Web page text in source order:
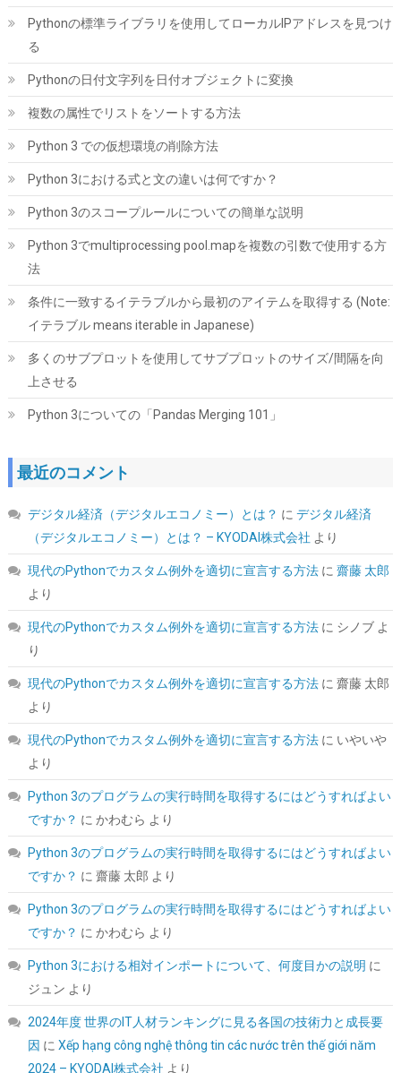
ちら)
JastBang USB-C HDMIキャプチャーボード 4K入力 1080P録画
UVC対応 低遅延 電源不要 ドライバー不要 | Switch、PS5、PC、
たゲーム実況やライブ配信、会議録画に活用できます。小型軽量
｜日本語取扱説明書付き。
(546393) GBP 7.69 (2026-08-08 04:05 GMT +09:00 時点 -詳細はこ
ちら)
CORSAIR RM850e 2025モデル PC電源ユニット 850W PCIE 5.1 対
応 80PLUS Gold認証 ATX 3.1 認証済 フルモジュラー 12V-2x6 ケ
ーブル付属 CP-9020296-JP
CORSAIR RM850x 2024年モデル PC電源ユニット 850W ATX3.1
PCIe5.1対応 フルモジュラー
(546112) GBP 113.99 (2026-08-08 04:05 GMT +09:00 時点 -詳細は
こちら)
SYY サーマルペースト 3g CPUグリス カーボンベース 高性能 |
Pythonの標準ライブラリを使用してローカルIPアドレスを見つけ
る
Pythonの日付文字列を日付オブジェクトに変換
複数の属性でリストをソートする方法
Python 3 での仮想環境の削除方法
Python 3における式と文の違いは何ですか？
Python 3のスコープルールについての簡単な説明
Python 3でmultiprocessing pool.mapを複数の引数で使用する方
法
条件に一致するイテラブルから最初のアイテムを取得する (Note:
イテラブル means iterable in Japanese)
多くのサブプロットを使用してサブプロットのサイズ/間隔を向
上させる
Python 3についての「Pandas Merging 101」
最近のコメント
デジタル経済（デジタルエコノミー）とは？ に デジタル経済
（デジタルエコノミー）とは？ – KYODAI株式会社 より
現代のPythonでカスタム例外を適切に宣言する方法に 齋藤 太郎
より
現代のPythonでカスタム例外を適切に宣言する方法に シノブよ
り
現代のPythonでカスタム例外を適切に宣言する方法に 齋藤 太郎
より
現代のPythonでカスタム例外を適切に宣言する方法に いやいや
より
Python 3のプログラムの実行時間を取得するにはどうすればよい
ですか？ に かわむら より
Python 3のプログラムの実行時間を取得するにはどうすればよい
ですか？ に 齋藤 太郎 より
Python 3のプログラムの実行時間を取得するにはどうすればよい
ですか？ に かわむら より
Python 3における相対インポートについて、何度目かの説明 に
ジュン より
2024年度 世界のIT人材ランキングに見る各国の技術力と成長要
因 に Xếp hạng công nghệ thông tin các nước trên thế giới năm
2024 – KYODAI株式会社 より